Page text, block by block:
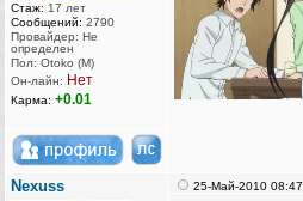
Стаж: 17 лет
Сообщений: 2790
Провайдер: Не
определен
Пол: Otoko (M)
Он-лайн: Нет
Карма: +0.01
Nexuss 25-Май-2010 08:47